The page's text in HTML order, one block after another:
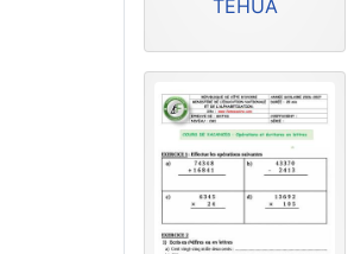
TEHUA